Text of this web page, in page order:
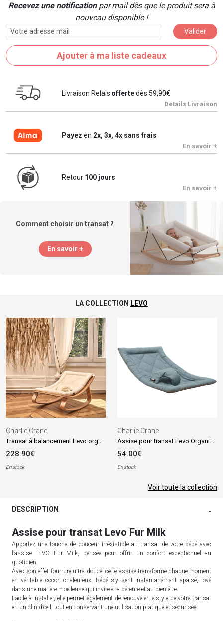
Recevez une notificationpar mail dès que le produit sera à
nouveau disponible !
Valider
Ajouter à ma liste cadeaux
Livraison Relais offertedès 59,90€
Details Livraison
Payez en 2x, 3x, 4x sans frais
En savoir +
Retour 100 jours
En savoir +
Comment choisir un transat ?
En savoir +
LA COLLECTION LEVO
Charlie Crane
Transat à balancement Levo organic milk en bois de hêtre
228.90€
En stock
Charlie Crane
Assise pour transat Levo Organic Orage
54.00€
En stock
Voir toute la collection
DESCRIPTION -
Assise pour transat Levo Fur Milk
Apportez une touche de douceur irrésistible au transat de votre bébé avec
l’assise LEVO Fur Milk, pensée pour offrir un confort exceptionnel au
quotidien.
Avec son effet fourrure ultra douce, cette assise transforme chaque moment
en véritable cocon chaleureux. Bébé s’y sent instantanément apaisé, lové
dans une matière moelleuse qui invite à la détente et au bien-être.
Facile à installer, elle permet également de renouveler le style de votre transat
en un clin d’œil, tout en conservant une utilisation pratique et sécurisée.